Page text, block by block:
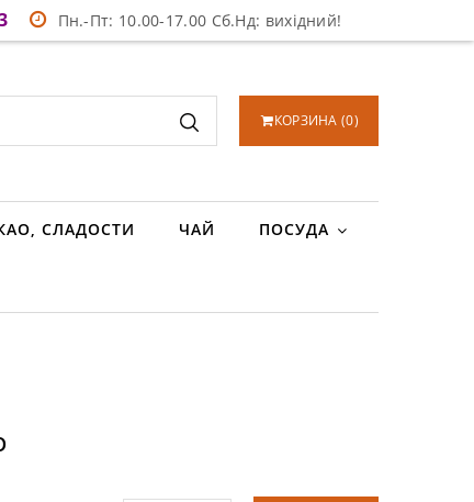
Пн.-Пт: 10.00-17.00 Сб.Нд: вихідний!
КОРЗИНА (0)
СЛАДОСТИ ЧАЙ ПОСУДА